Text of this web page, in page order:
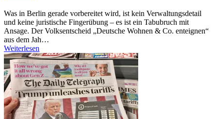
Was in Berlin gerade vorbereitet wird, ist kein Verwaltungsdetail
und keine juristische Fingerübung – es ist ein Tabubruch mit
Ansage. Der Volksentscheid „Deutsche Wohnen & Co. enteignen“
aus dem Jah…
Weiterlesen